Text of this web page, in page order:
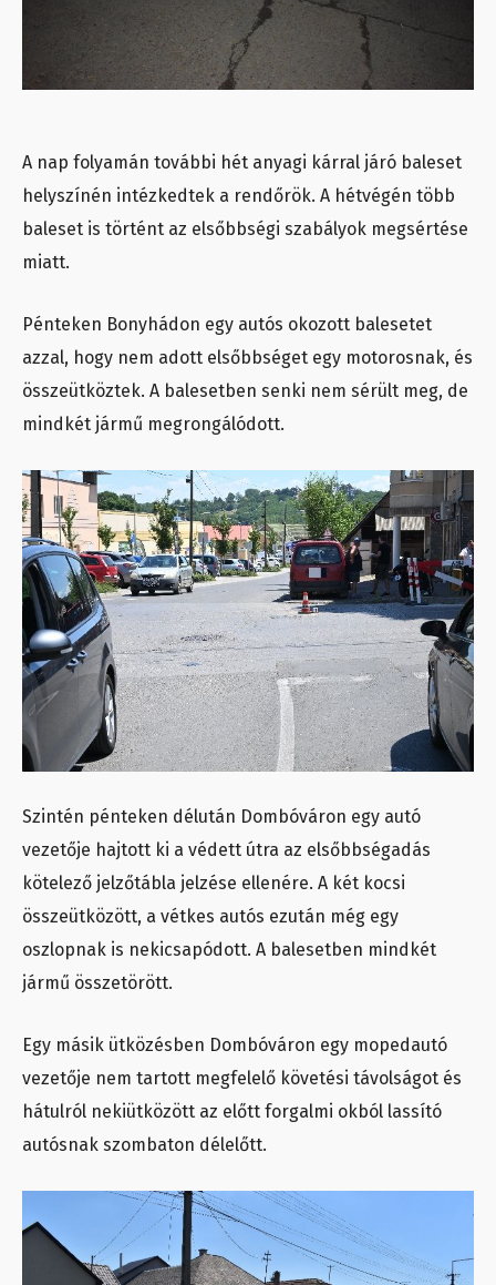
A nap folyamán további hét anyagi kárral járó baleset
helyszínén intézkedtek a rendőrök. A hétvégén több
baleset is történt az elsőbbségi szabályok megsértése
miatt.
Pénteken Bonyhádon egy autós okozott balesetet
azzal, hogy nem adott elsőbbséget egy motorosnak, és
összeütköztek. A balesetben senki nem sérült meg, de
mindkét jármű megrongálódott.
Szintén pénteken délután Dombóváron egy autó
vezetője hajtott ki a védett útra az elsőbbségadás
kötelező jelzőtábla jelzése ellenére. A két kocsi
összeütközött, a vétkes autós ezután még egy
oszlopnak is nekicsapódott. A balesetben mindkét
jármű összetörött.
Egy másik ütközésben Dombóváron egy mopedautó
vezetője nem tartott megfelelő követési távolságot és
hátulról nekiütközött az előtt forgalmi okból lassító
autósnak szombaton délelőtt.